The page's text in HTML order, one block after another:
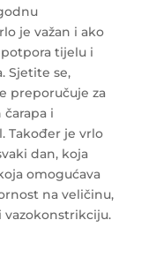
je važan i ako
tijelu i
Sjetite se,
preporučuje za
i
Također je vrlo
dan, koja
omogućava
na veličinu,
vazokonstrikciju.